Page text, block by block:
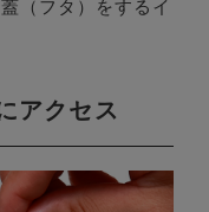
（フタ）をするイ
アクセス